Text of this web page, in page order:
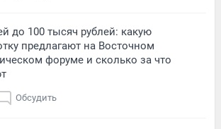
до 100 тысяч рублей: какую
предлагают на Восточном
форуме и сколько за что
Обсудить